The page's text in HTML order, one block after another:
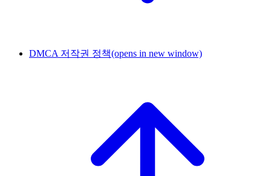
DMCA 저작권 정책(opens in new window)